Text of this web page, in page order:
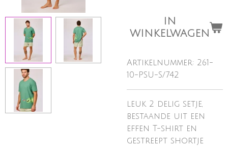
IN
WINKELWAGEN
Artikelnummer: 261-
10-PSU-S/742
leuk 2 delig setje,
bestaande uit een
effen T-shirt en
gestreept shortje